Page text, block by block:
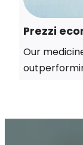
Prezzi
Our